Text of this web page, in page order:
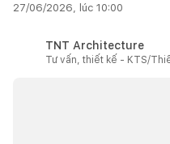
27/06/2026, lúc 10:00
TNT Architecture
Tư vấn, thiết kế - KTS/